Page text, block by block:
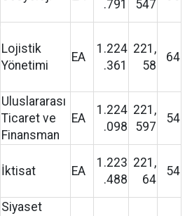
.791
547
Lojistik
Yönetimi
EA
1.224
.361
221,
58
64
Uluslararası
Ticaret ve
Finansman
EA
1.224
.098
221,
597
54
İktisat EA
1.223
.488
221,
64
54
Siyaset